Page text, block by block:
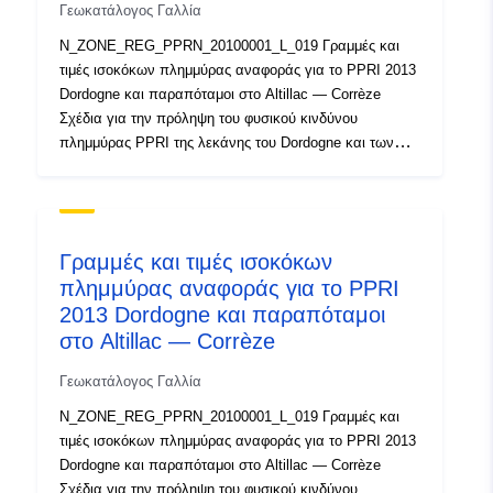
Γεωκατάλογος Γαλλία
N_ZONE_REG_PPRN_20100001_L_019 Γραμμές και
τιμές ισοκόκων πλημμύρας αναφοράς για το PPRI 2013
Dordogne και παραπόταμοι στο Altillac — Corrèze
Σχέδια για την πρόληψη του φυσικού κινδύνου
πλημμύρας PPRI της λεκάνης του Dordogne και των
σύμφωνα με το άρθρο L. 562-1 του περιβαλλοντικού
ένταση του κινδύνου, καθορίζουν τις ζώνες
απαγόρευσης για κατασκευές και εγκαταστάσεις, ώστε
να μην επιδεινώνεται ο κίνδυνος, ή, σε περιοχές όπου
επιτρέπεται η κατασκευή και οι εγκαταστάσεις, τις
Dordogne και οι παραποτάμοι της από Argentat έως
Liourdres, που εγκρίθηκε στις 30/10/2013, καλύπτουν
15 δήμους (ένα PPRI ανά δήμο). Πρόκειται για
ποταμούς Dordogne, Maronne, Souvigne και Sagne και
Filèle, Malefarge, Ménoire και Cerou. Ο κίνδυνος
Γραμμές και τιμές ισοκόκων
πλημμύρας αναφοράς για το PPRI
2013 Dordogne και παραπόταμοι
στο Altillac — Corrèze
Γεωκατάλογος Γαλλία
N_ZONE_REG_PPRN_20100001_L_019 Γραμμές και
τιμές ισοκόκων πλημμύρας αναφοράς για το PPRI 2013
Dordogne και παραπόταμοι στο Altillac — Corrèze
Σχέδια για την πρόληψη του φυσικού κινδύνου